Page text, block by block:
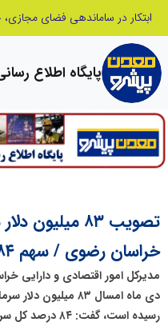
پایگاه اطلاع
تصویب ۸۳
خراسان رضوی / سهم ۸۴ درصدی صنعت و معدن
مدیرکل امور اقتصادی و دارایی
دی ماه امسال ۸۳
رسیده است،